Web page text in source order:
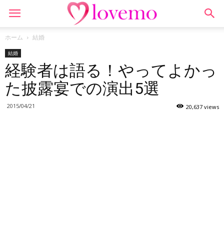
ホーム 結婚
結婚
経験者は語る！やってよかっ
た披露宴での演出5選
2015/04/21 20,637 views